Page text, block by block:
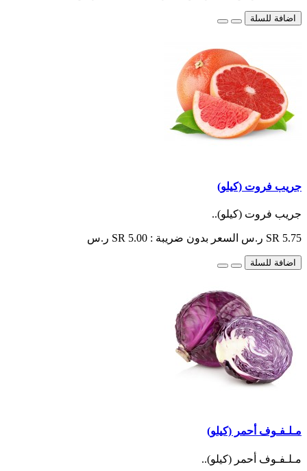
اضافة للسلة
جريب فروت (كيلو)
جريب فروت (كيلو)..
SR 5.75 ر.س السعر بدون ضريبة : SR 5.00 ر.س
اضافة للسلة
مـلـفـوف أحمر (كيلو)
مـلـفـوف أحمر (كيلو)..